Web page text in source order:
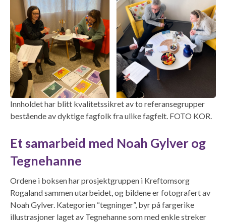
Innholdet har blitt kvalitetssikret av to referansegrupper
bestående av dyktige fagfolk fra ulike fagfelt. FOTO KOR.
Et samarbeid med Noah Gylver og
Tegnehanne
Ordene i boksen har prosjektgruppen i Kreftomsorg
Rogaland sammen utarbeidet, og bildene er fotografert av
Noah Gylver. Kategorien “tegninger”, byr på fargerike
illustrasjoner laget av Tegnehanne som med enkle streker